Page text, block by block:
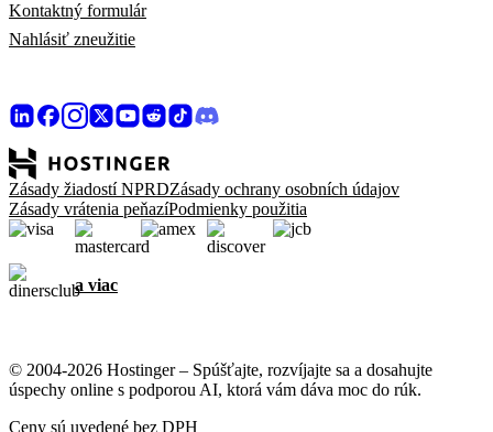
Kontaktný formulár
Nahlásiť zneužitie
Zásady žiadostí NPRDZásady ochrany osobních údajov
Zásady vrátenia peňazíPodmienky použitia
a viac
© 2004-2026 Hostinger – Spúšťajte, rozvíjajte sa a dosahujte
úspechy online s podporou AI, ktorá vám dáva moc do rúk.
Ceny sú uvedené bez DPH